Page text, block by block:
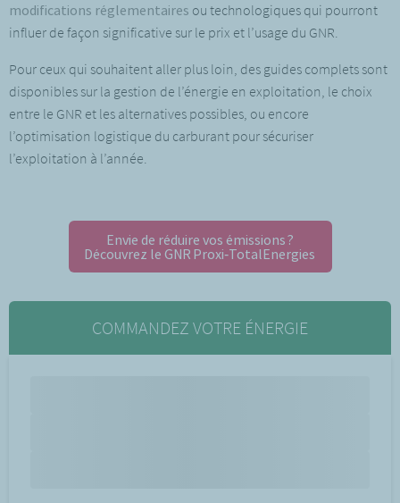
modifications réglementaires ou technologiques qui pourront
influer de façon significative sur le prix et l’usage du GNR.
Pour ceux qui souhaitent aller plus loin, des guides complets sont
disponibles sur la gestion de l’énergie en exploitation, le choix
entre le GNR et les alternatives possibles, ou encore
l’optimisation logistique du carburant pour sécuriser
l’exploitation à l’année.
Envie de réduire vos émissions ?
Découvrez le GNR Proxi‑TotalEnergies
COMMANDEZ VOTRE ÉNERGIE